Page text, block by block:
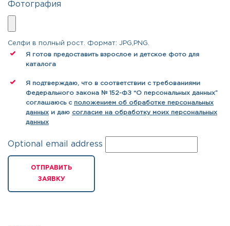
Фотография
Селфи в полный рост. Формат: JPG,PNG.
Я готов предоставить взрослое и детское фото для
каталога
Я подтверждаю, что в соответствии с требованиями
Федерального закона № 152-ФЗ “О персональных данных”
соглашаюсь с положением об обработке персональных
данных и даю согласие на обработку моих персональных
данных
Optional email address
ОТПРАВИТЬ
ЗАЯВКУ